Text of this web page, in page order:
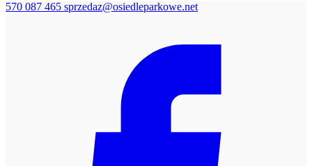
570 087 465 sprzedaz@osiedleparkowe.net